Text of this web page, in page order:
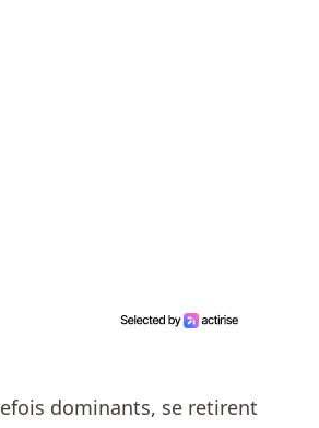
dominants, se retirent